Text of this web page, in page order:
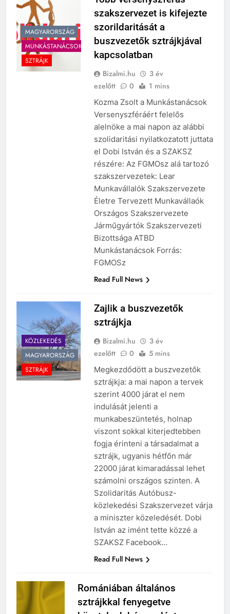
MAGYARORSZÁG
MUNKÁSTANÁCSOK
SZTRÁJK
Több versenyszférás
szakszervezet is kifejezte
szorildaritását a
buszvezetők sztrájkjával
kapcsolatban
Bizalmi.hu
3 év
Kozma Zsolt a Munkástanácsok
Versenyszféráért felelős
alelnöke a mai napon az alábbi
szolidaritási nyilatkozatott juttata
el Dobi István és a SZAKSZ
részére: Az FGMOsz alá tartozó
szakszervezetek: Lear
Munkavállalók Szakszervezete
Életre Tervezett Munkavállaók
Országos Szakszervezete
Járműgyártók Szakszervezeti
Bizottsága ATBD
Munkástanácsok Forrás:
KÖZLEKEDÉS
MAGYARORSZÁG
SZTRÁJK
Zajlik a buszvezetők
sztrájkja
Bizalmi.hu
3 év
Megkezdődött a buszvezetők
sztrájkja: a mai napon a tervek
szerint 4000 járat el nem
indulását jelenti a
munkabeszüntetés, holnap
viszont sokkal kiterjedtebben
fogja érinteni a társadalmat a
sztrájk, ugyanis hétfőn már
22000 járat kimaradással lehet
számolni országos szinten. A
Szolidaritás Autóbusz-
közlekedési Szakszervezet várja
a miniszter közeledését. Dobi
István az imént tette közzé a
Romániában általános
sztrájkkal fenyegetve